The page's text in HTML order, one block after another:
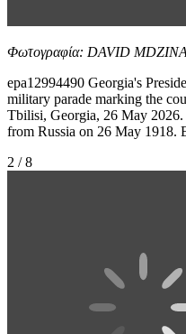
Φωτογραφία: DAVID
epa12994490 Georgia's
military parade marking the
Tbilisi, Georgia, 26 May 2026.
from Russia on 26 May
2 / 8